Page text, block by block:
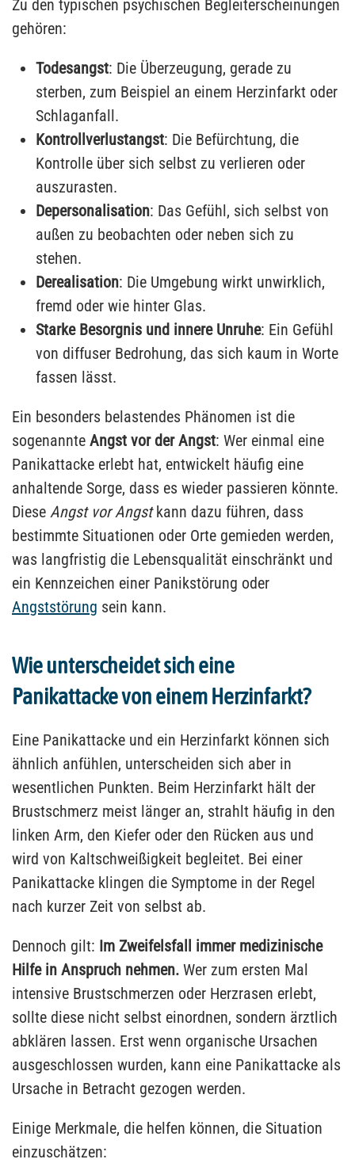
Zu den typischen psychischen Begleiterscheinungen
gehören:
Todesangst: Die Überzeugung, gerade zu
sterben, zum Beispiel an einem Herzinfarkt oder
Schlaganfall.
Kontrollverlustangst: Die Befürchtung, die
Kontrolle über sich selbst zu verlieren oder
auszurasten.
Depersonalisation: Das Gefühl, sich selbst von
außen zu beobachten oder neben sich zu
stehen.
Derealisation: Die Umgebung wirkt unwirklich,
fremd oder wie hinter Glas.
Starke Besorgnis und innere Unruhe: Ein Gefühl
von diffuser Bedrohung, das sich kaum in Worte
fassen lässt.
Ein besonders belastendes Phänomen ist die
sogenannte Angst vor der Angst: Wer einmal eine
Panikattacke erlebt hat, entwickelt häufig eine
anhaltende Sorge, dass es wieder passieren könnte.
Diese Angst vor Angstkann dazu führen, dass
bestimmte Situationen oder Orte gemieden werden,
was langfristig die Lebensqualität einschränkt und
ein Kennzeichen einer Panikstörung oder
Angststörung sein kann.
Wie unterscheidet sich eine
Panikattacke von einem Herzinfarkt?
Eine Panikattacke und ein Herzinfarkt können sich
ähnlich anfühlen, unterscheiden sich aber in
wesentlichen Punkten. Beim Herzinfarkt hält der
Brustschmerz meist länger an, strahlt häufig in den
linken Arm, den Kiefer oder den Rücken aus und
wird von Kaltschweißigkeit begleitet. Bei einer
Panikattacke klingen die Symptome in der Regel
nach kurzer Zeit von selbst ab.
Dennoch gilt: Im Zweifelsfall immer medizinische
Hilfe in Anspruch nehmen. Wer zum ersten Mal
intensive Brustschmerzen oder Herzrasen erlebt,
sollte diese nicht selbst einordnen, sondern ärztlich
abklären lassen. Erst wenn organische Ursachen
ausgeschlossen wurden, kann eine Panikattacke als
Ursache in Betracht gezogen werden.
Einige Merkmale, die helfen können, die Situation
einzuschätzen: